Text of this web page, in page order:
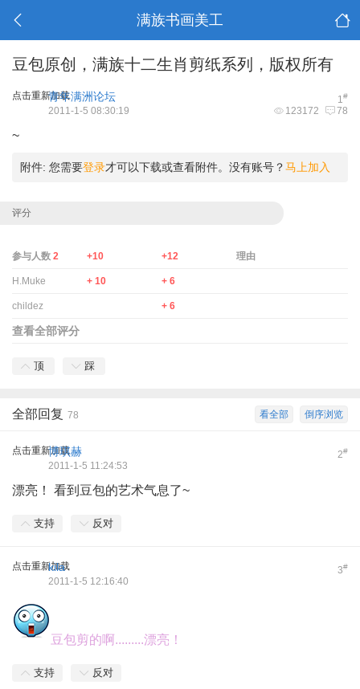
满族书画美工
豆包原创，满族十二生肖剪纸系列，版权所有
点击重新加载 1#
青年满洲论坛
123172 78
2011-1-5 08:30:19
~
附件: 您需要登录才可以下载或查看附件。没有账号？马上加入
评分
参与人数 2 +10 +12 理由
H.Muke + 10 + 6
childez + 6
查看全部评分
顶 踩
倒序浏览
看全部
全部回复 78
点击重新加载 2#
博琪赫
2011-1-5 11:24:53
漂亮！ 看到豆包的艺术气息了~
支持 反对
点击重新加载 3#
kila
2011-1-5 12:16:40
豆包剪的啊.........漂亮！
支持 反对